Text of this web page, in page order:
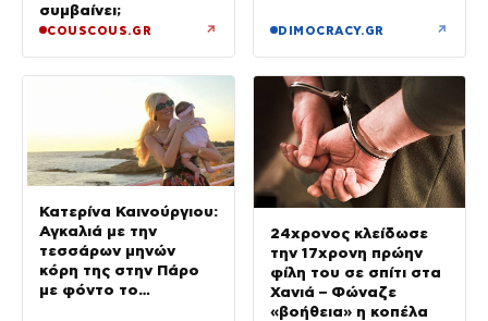
συμβαίνει;
COUSCOUS.GR ↗
δευτερολέπτου»
DIMOCRACY.GR ↗
Κατερίνα Καινούργιου:
Αγκαλιά με την
τεσσάρων μηνών
κόρη της στην Πάρο
με φόντο το
24χρονος κλείδωσε
την 17χρονη πρώην
φίλη του σε σπίτι στα
Χανιά – Φώναζε
«βοήθεια» η κοπέλα